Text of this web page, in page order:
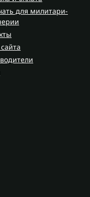
для милитари-